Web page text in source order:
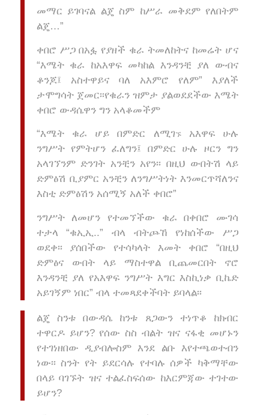
መማር ይገባናል ልጄ ስም ከሥራ መቅደም የለበትም
ልጄ…”
ቀበሮ ሥጋ በአፏ የያዘች ቁራ ትመለከትና ከመሬት ሆና
“እሜት ቁራ ከአእዋፍ መካከል እንዳንቺ ያለ ውብና
ቆንጆ፤ አስተዋይና ባለ አእምሮ የለም” እያለች
ታሞግሳት ጀመር፡፡የቁራን ዝምታ ያልወደደችው እሜት
ቀበሮ ውዳሴዋን ግን አላቆመችም
“እሜት ቁራ ሆይ በምድር ለሚገኙአእዋፍ ሁሉ
ንግሥት የምትሆን ፈለግን፤ በምድር ሁሉ ዞርን ግን
አላገኘንም ድንገት አንቺን አየን፡፡ በዚህ ውበትሽ ላይ
ድምፅሽ ቢያምር አንቺን ለንግሥትነት እንመርጥሻለንና
እስቲ ድምፅሽን አሰሚኝ አለች ቀበሮ”
ንግሥት ለመሆን የተመኘችው ቁራ በቀበሮ ሙገሳ
ተታላ “ቁኢኢ..” ብላ ብትጮኸ የነከሰችው ሥጋ
ወደቀ፡፡ ያሰበችው የተሳካላት እመት ቀበሮ “በዚህ
ድምፅና ውበት ላይ ማስተዋል ቢጨመርበት ኖሮ
እንዳንቺ ያለ የአእዋፍ ንግሥት እግር እስኪነቃ ቢኬድ
አይገኝም ነበር” ብላ ተመጻደቀችባት ይባላል፡፡
ልጄ ስንቱ በውዳሴ ከንቱ ጸጋውን ተነጥቆ ከክብር
ተዋርዶ ይሆን? የሰው ስስ ብልት ዝና ናፋቂ መሆኑን
የተገነዘበው ዲያብሎስም እንደ ልቡ እየተጫወተብን
ነው፡፡ ስንት የት ይደርሳሉ የተባሉ ሰዎች ካቅማቸው
በላይ ባገኙት ዝና ተልፈስፍሰው ከእርምጃው ተገተው
ይሆን?